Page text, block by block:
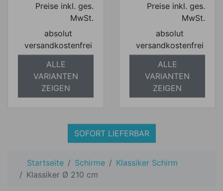
Preise inkl. ges.
MwSt.
absolut
versandkostenfrei
ALLE
VARIANTEN
ZEIGEN
Preise inkl. ges.
MwSt.
absolut
versandkostenfrei
ALLE
VARIANTEN
ZEIGEN
SOFORT LIEFERBAR
Startseite Schirme
Klassiker Schirm
Klassiker Ø 210 cm